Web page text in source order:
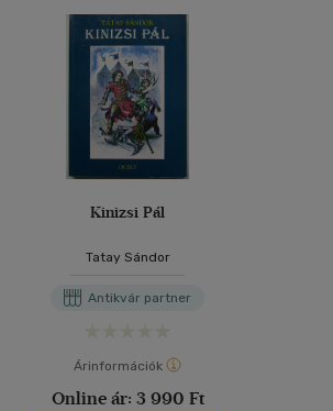
Kinizsi Pál
Tatay Sándor
Antikvár partner
Árinformációk
Online ár: 3 990 Ft